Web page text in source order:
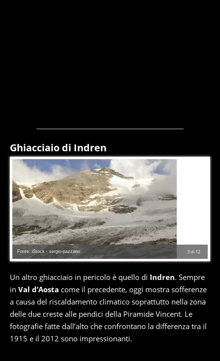
Ghiacciaio di Indren
3di 12
Fonte: iStock - sergio-pazzano
Un altro ghiacciaio in pericolo è quello di Indren. Sempre
in Val d’Aosta come il precedente, oggi mostra sofferenze
a causa del riscaldamento climatico soprattutto nella zona
delle due creste alle pendici della Piramide Vincent. Le
fotografie fatte dall’alto che confrontano la differenza tra il
1915 e il 2012 sono impressionanti.